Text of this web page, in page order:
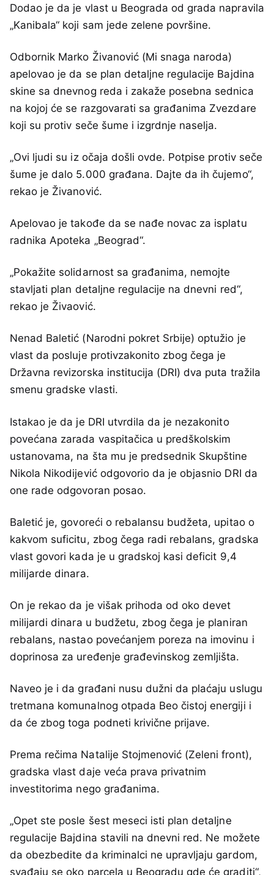
Dodao je da je vlast u Beograda od grada napravila
„Kanibala“ koji sam jede zelene površine.
Odbornik Marko Živanović (Mi snaga naroda)
apelovao je da se plan detaljne regulacije Bajdina
skine sa dnevnog reda i zakaže posebna sednica
na kojoj će se razgovarati sa građanima Zvezdare
koji su protiv seče šume i izgrdnje naselja.
„Ovi ljudi su iz očaja došli ovde. Potpise protiv seče
šume je dalo 5.000 građana. Dajte da ih čujemo“,
rekao je Živanović.
Apelovao je takođe da se nađe novac za isplatu
radnika Apoteka „Beograd“.
„Pokažite solidarnost sa građanima, nemojte
stavljati plan detaljne regulacije na dnevni red“,
rekao je Živaović.
Nenad Baletić (Narodni pokret Srbije) optužio je
vlast da posluje protivzakonito zbog čega je
Državna revizorska institucija (DRI) dva puta tražila
smenu gradske vlasti.
Istakao je da je DRI utvrdila da je nezakonito
povećana zarada vaspitačica u predškolskim
ustanovama, na šta mu je predsednik Skupštine
Nikola Nikodijević odgovorio da je objasnio DRI da
one rade odgovoran posao.
Baletić je, govoreći o rebalansu budžeta, upitao o
kakvom suficitu, zbog čega radi rebalans, gradska
vlast govori kada je u gradskoj kasi deficit 9,4
milijarde dinara.
On je rekao da je višak prihoda od oko devet
milijardi dinara u budžetu, zbog čega je planiran
rebalans, nastao povećanjem poreza na imovinu i
doprinosa za uređenje građevinskog zemljišta.
Naveo je i da građani nusu dužni da plaćaju uslugu
tretmana komunalnog otpada Beo čistoj energiji i
da će zbog toga podneti krivične prijave.
Prema rečima Natalije Stojmenović (Zeleni front),
gradska vlast daje veća prava privatnim
investitorima nego građanima.
„Opet ste posle šest meseci isti plan detaljne
regulacije Bajdina stavili na dnevni red. Ne možete
da obezbedite da kriminalci ne upravljaju gardom,
svađaju se oko parcela u Beogradu gde će graditi“,